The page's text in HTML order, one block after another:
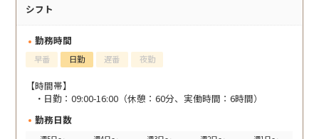
シフト
勤務時間
早番 日勤 遅番 夜勤
【時間帯】
日勤：09:00-16:00（休憩：60分、実働時間：6時間）
勤務日数